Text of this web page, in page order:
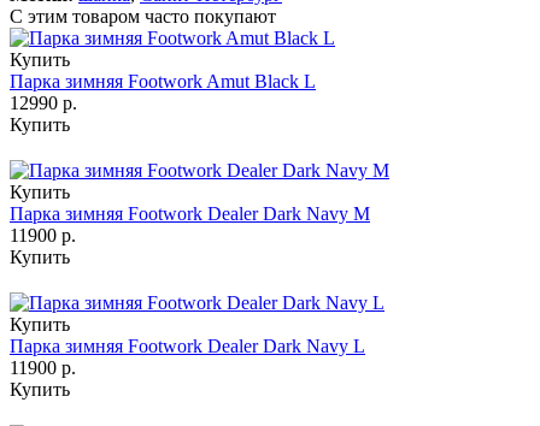
С этим товаром часто покупают
Купить
Парка зимняя Footwork Amut Black L
12990 р.
Купить
Купить
Парка зимняя Footwork Dealer Dark Navy M
11900 р.
Купить
Купить
Парка зимняя Footwork Dealer Dark Navy L
11900 р.
Купить